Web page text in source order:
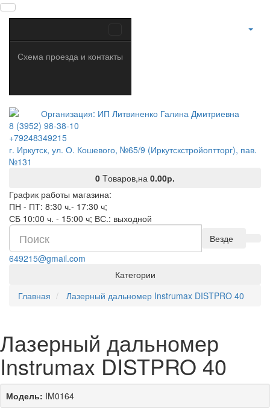
Схема проезда и контакты
8 (3952) 98-38-10
+79248349215
г. Иркутск, ул. О. Кошевого, №65/9 (Иркутскстройоптторг), пав.
№131
0 Tоваров,на 0.00р.
График работы магазина:
ПН - ПТ: 8:30 ч.- 17:30 ч;
СБ 10:00 ч. - 15:00 ч; ВС.: выходной
Везде
649215@gmail.com
Категории
Главная
Лазерный дальномер Instrumax DISTPRO 40
Лазерный дальномер
Instrumax DISTPRO 40
Модель: IM0164